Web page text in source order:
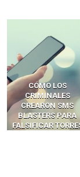
LA BRECHA
INVISIBLE: CÓMO
LOS AGENTES DE IA
SE CONVIRTIERON
EN LA SUPERFICIE